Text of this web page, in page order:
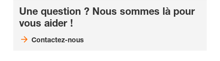
Une question ? Nous sommes là pour
vous aider !
Contactez-nous